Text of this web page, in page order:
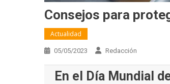
Consejos para
Actualidad
05/05/2023 Redacción
En el Día Mundial